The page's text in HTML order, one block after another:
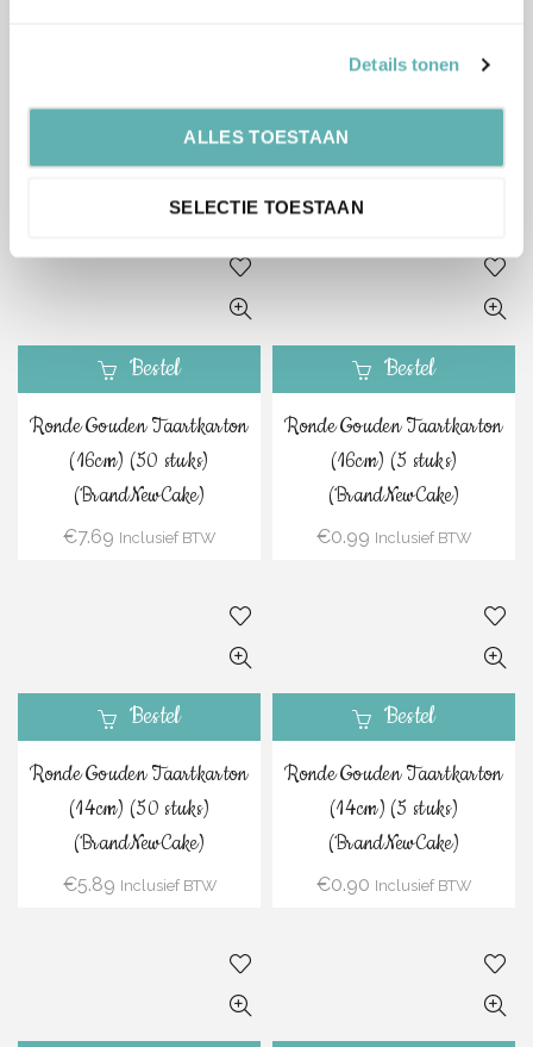
Details tonen
ALLES TOESTAAN
SELECTIE TOESTAAN
(18cm) (50 stuks)
(BrandNewCake)
Ronde Gouden Taartkarton
(18cm) (5 stuks)
(BrandNewCake)
Bestel
Ronde Gouden Taartkarton
(16cm) (50 stuks)
(BrandNewCake)
€7.69 Inclusief BTW
Bestel
Ronde Gouden Taartkarton
(16cm) (5 stuks)
(BrandNewCake)
€0.99 Inclusief BTW
Bestel
Ronde Gouden Taartkarton
(14cm) (50 stuks)
(BrandNewCake)
€5.89 Inclusief BTW
Bestel
Ronde Gouden Taartkarton
(14cm) (5 stuks)
(BrandNewCake)
€0.90 Inclusief BTW